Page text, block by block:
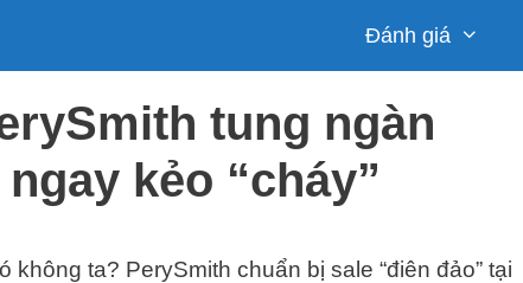
Đánh giá
tung ngàn
kẻo “cháy”
không ta? PerySmith chuẩn bị sale “điên đảo” tại